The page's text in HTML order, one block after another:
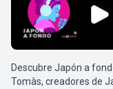
Descubre Japón a
Tomàs, creadores de